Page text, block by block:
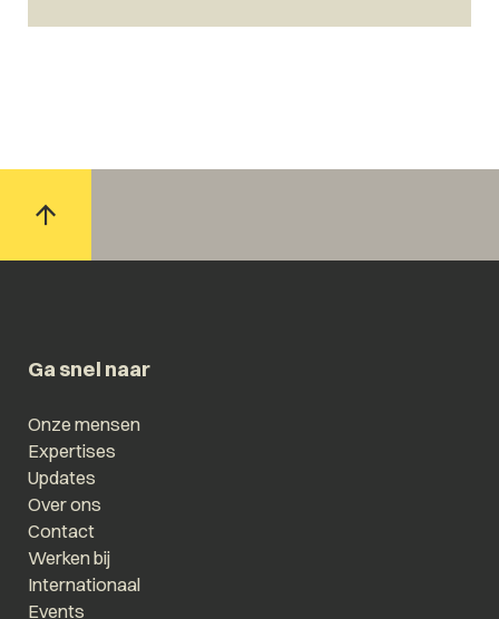
Ga snel naar
Onze mensen
Expertises
Updates
Over ons
Contact
Werken bij
Internationaal
Events